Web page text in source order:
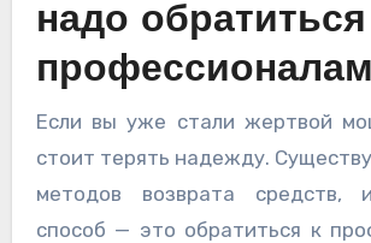
надо обратиться
профессионалам
Если вы уже стали жертвой
стоит терять надежду.
методов возврата средств,
способ — это обратиться к